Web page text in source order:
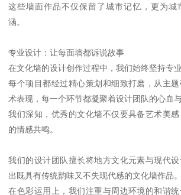
这些墙面作品不仅保留了城市记忆，更为城
涵。
专业设计：让每面墙都诉说故事
在文化墙的设计创作过程中，我们始终坚持专
每个项目都经过精心策划和细致打磨，从主
术表现，每一个环节都凝聚着设计团队的心血与
我们深知，优秀的文化墙不仅要具备艺术美
的情感共鸣。
我们的设计团队擅长将地方文化元素与现代
出既具有传统韵味又不失现代感的文化墙作品。
在色彩运用上，我们注重与周边环境的和谐统